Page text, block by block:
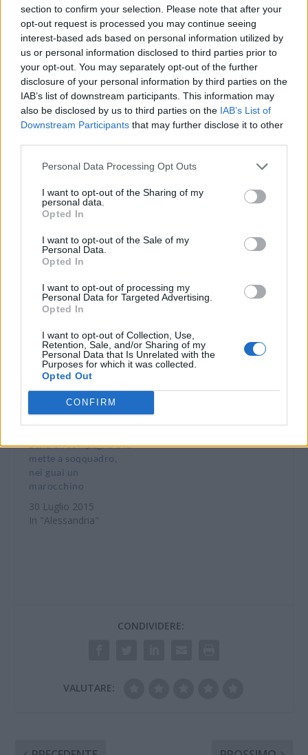
section to confirm your selection. Please note that after your
opt-out request is processed you may continue seeing
interest-based ads based on personal information utilized by
us or personal information disclosed to third parties prior to
your opt-out. You may separately opt-out of the further
disclosure of your personal information by third parties on the
IAB’s list of downstream participants. This information may
also be disclosed by us to third parties on the IAB’s List of
Downstream Participants that may further disclose it to other
Personal Data Processing Opt Outs
I want to opt-out of the Sharing of my
personal data.
Opted In
I want to opt-out of the Sale of my
Personal Data.
Opted In
I want to opt-out of processing my
Personal Data for Targeted Advertising.
Opted In
I want to opt-out of Collection, Use,
Retention, Sale, and/or Sharing of my
Personal Data that Is Unrelated with the
Purposes for which it was collected.
Opted Out
CONFIRM
DOWNLOAD QR 🠋
Condividi:
WhatsApp
Telegram
Stampa
Alessandria, giovane
marocchino di 27 anni
picchia ripetutamente
la fidanzata di 25,
denunciato
29 Dicembre 2014
In "Alessandria"
Tradisce la moglie che
lascia……..
21 Settembre 2015
Alessandria, per
della ex compagna e la
mette a soqquadro,
nei guai un
marocchino
30 Luglio 2015
In "Alessandria"
CONDIVIDERE:
VALUTARE: